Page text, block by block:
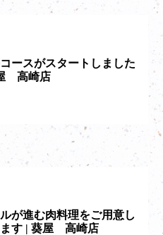
ースがスタートしました
高崎店
が進む肉料理をご用意し
す | 葵屋 高崎店